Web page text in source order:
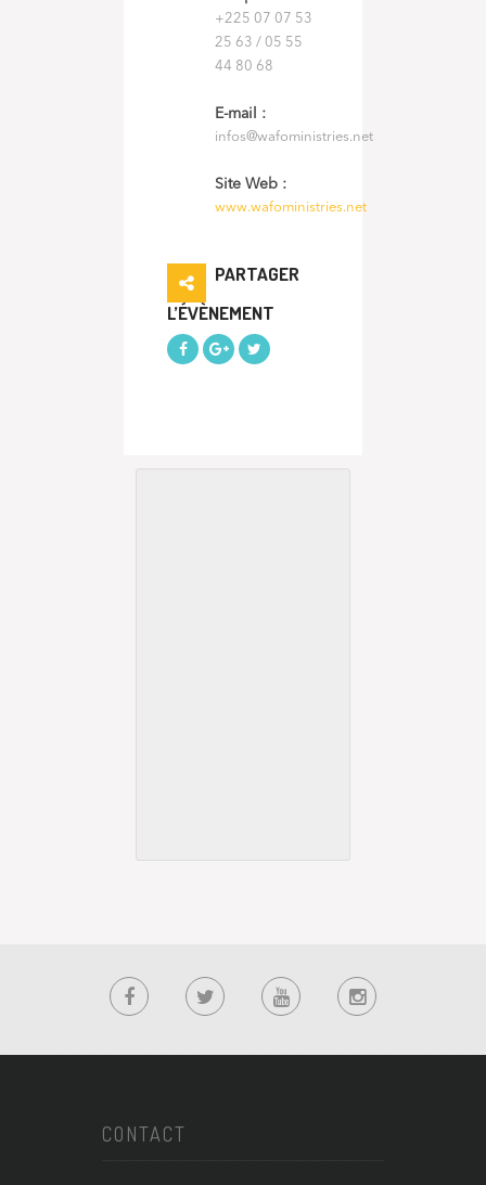
+225 07 07 53
25 63 / 05 55
44 80 68
E-mail :
infos@wafoministries.net
Site Web :
www.wafoministries.net
PARTAGER
L’ÉVÈNEMENT
CONTACT